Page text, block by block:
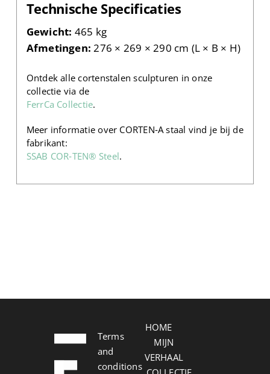
Technische Specificaties
Gewicht: 465 kg
Afmetingen: 276 × 269 × 290 cm (L × B × H)
Ontdek alle cortenstalen sculpturen in onze
collectie via de
FerrCa Collectie.
Meer informatie over CORTEN‑A staal vind je bij de
fabrikant:
SSAB COR‑TEN® Steel.
Terms
and
conditions
HOME
MIJN
VERHAAL